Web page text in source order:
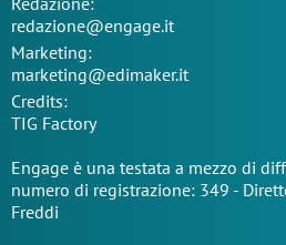
redazione@engage.it
Marketing:
marketing@edimaker.it
Credits:
TIG Factory
Engage è una testata a mezzo di
numero di registrazione: 349 -
Freddi